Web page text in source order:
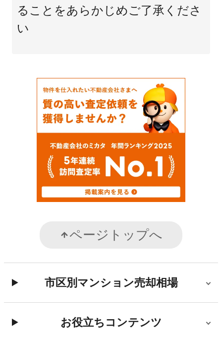
ることをあらかじめご了承くださ
い
ページトップへ
市区別マンション売却相場
お役立ちコンテンツ